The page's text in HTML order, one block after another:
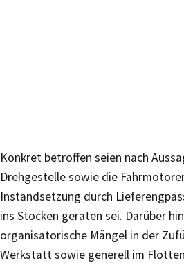
Konkret betroffen seien nach
Drehgestelle sowie die
Instandsetzung durch
ins Stocken geraten sei. Darüber
organisatorische Mängel in der
Werkstatt sowie generell im